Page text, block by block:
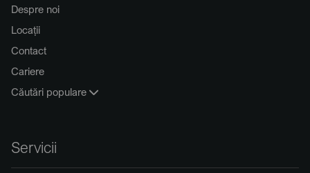
Despre noi
Locații
Contact
Cariere
Căutări populare
Servicii